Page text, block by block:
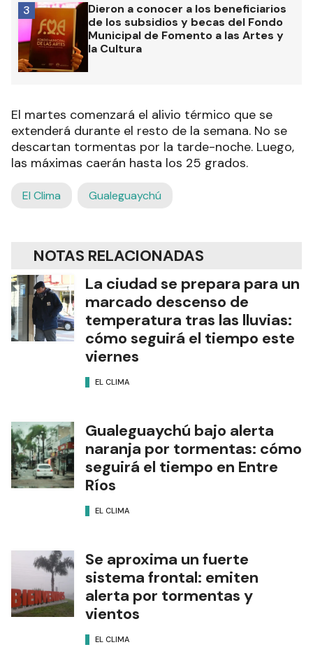
Dieron a conocer a los beneficiarios
de los subsidios y becas del Fondo
Municipal de Fomento a las Artes y
la Cultura
3
El martes comenzará el alivio térmico que se
extenderá durante el resto de la semana. No se
descartan tormentas por la tarde-noche. Luego,
las máximas caerán hasta los 25 grados.
El Clima Gualeguaychú
NOTAS RELACIONADAS
La ciudad se prepara para un
marcado descenso de
temperatura tras las lluvias:
cómo seguirá el tiempo este
viernes
EL CLIMA
Gualeguaychú bajo alerta
naranja por tormentas: cómo
seguirá el tiempo en Entre
Ríos
EL CLIMA
Se aproxima un fuerte
sistema frontal: emiten
alerta por tormentas y
vientos
EL CLIMA